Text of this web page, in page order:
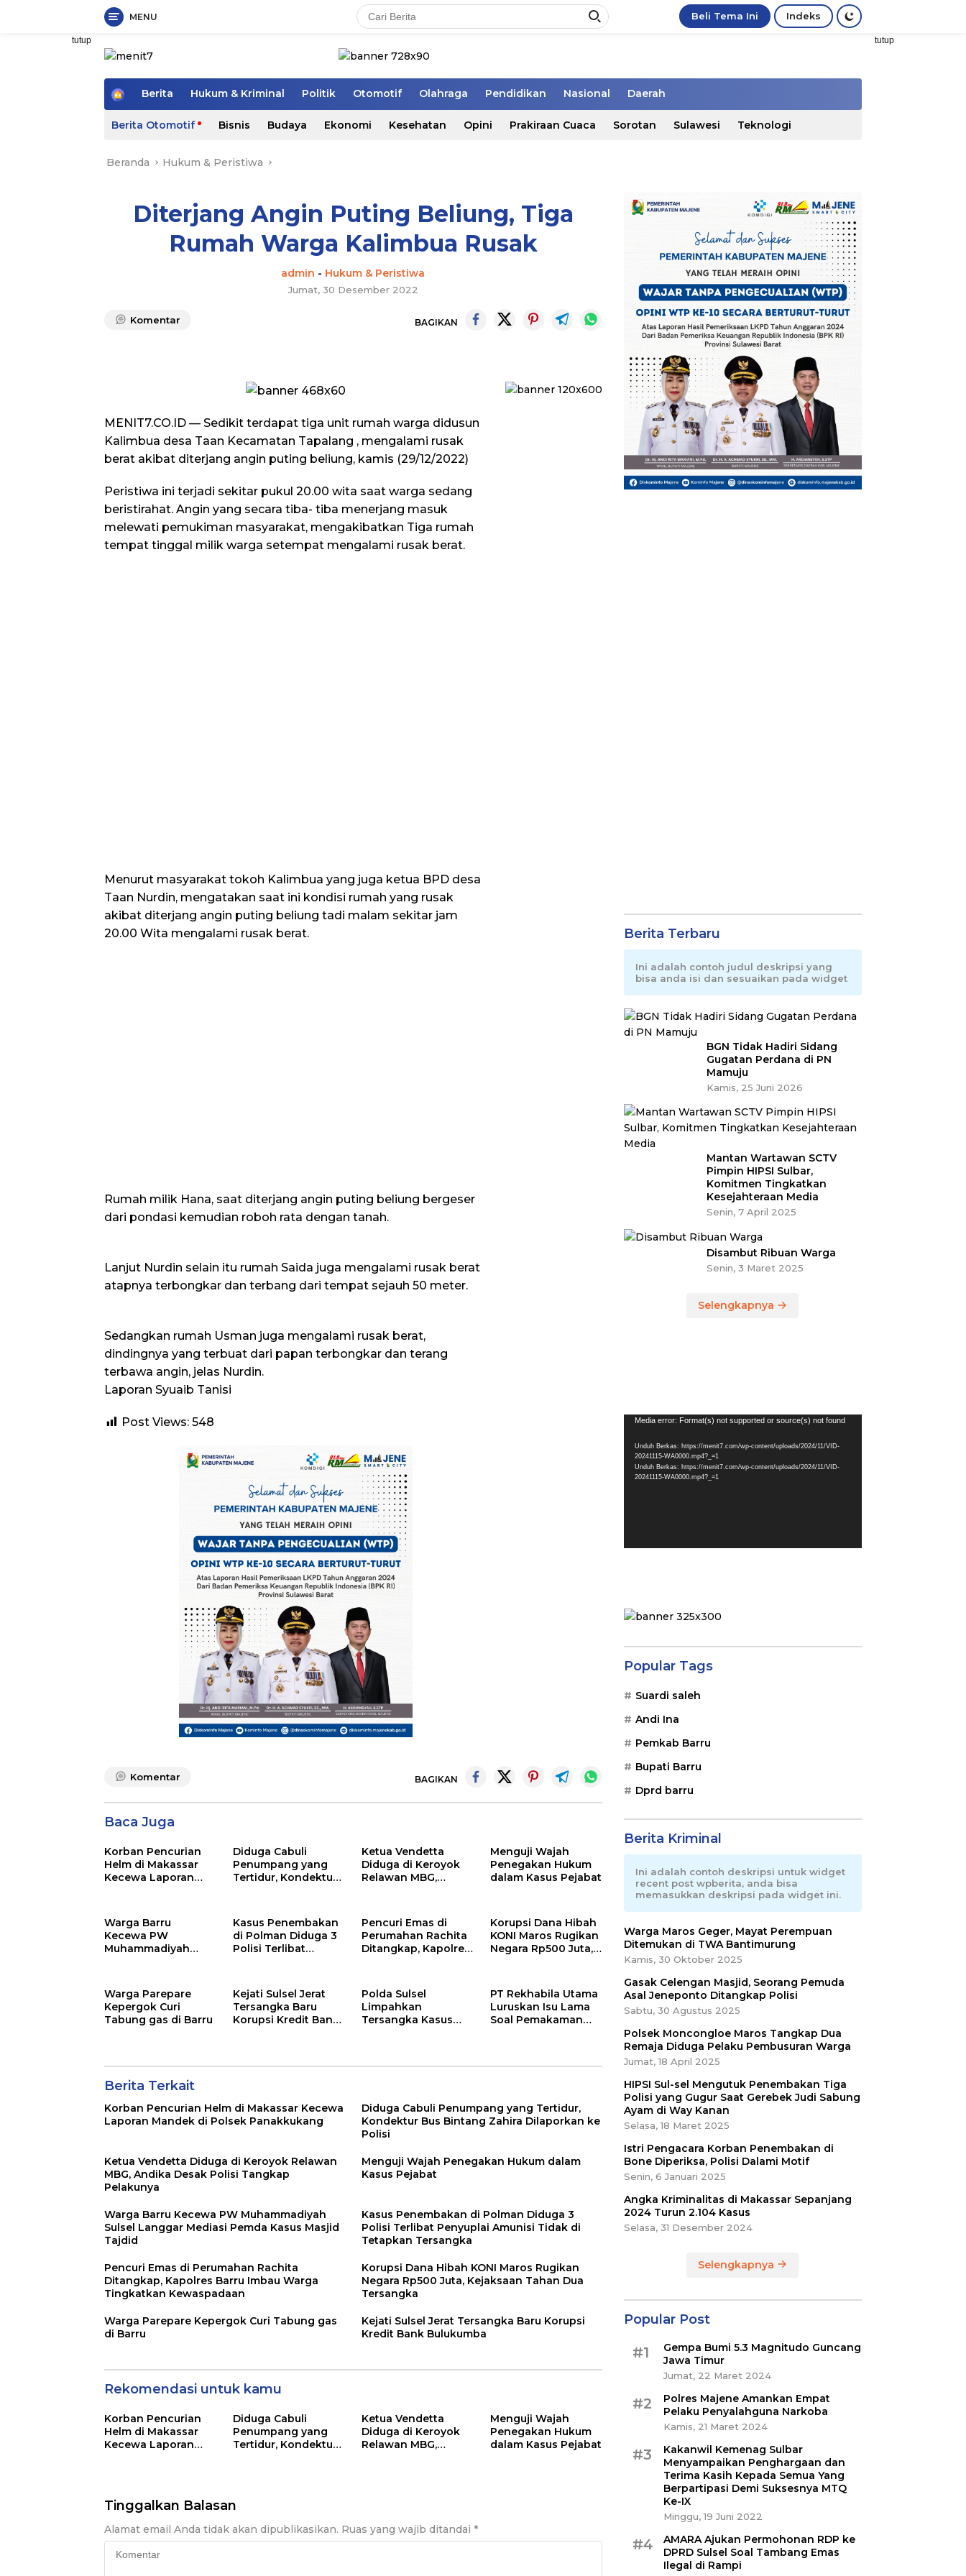
MENU Beli Tema Ini Indeks
tutup tutup
H
m
e
Berita Hukum & Kriminal Politik Otomotif Olahraga Pendidikan Nasional Daerah
Berita Otomotif Bisnis Budaya Ekonomi Kesehatan Opini Prakiraan Cuaca Sorotan Sulawesi Teknologi
Beranda Hukum & Peristiwa
Diterjang Angin Puting Beliung, Tiga
Rumah Warga Kalimbua Rusak
admin - Hukum & Peristiwa
Jumat, 30 Desember 2022
Komentar BAGIKAN
MENIT7.CO.ID — Sedikit terdapat tiga unit rumah warga didusun
Kalimbua desa Taan Kecamatan Tapalang , mengalami rusak
berat akibat diterjang angin puting beliung, kamis (29/12/2022)
Peristiwa ini terjadi sekitar pukul 20.00 wita saat warga sedang
beristirahat. Angin yang secara tiba- tiba menerjang masuk
melewati pemukiman masyarakat, mengakibatkan Tiga rumah
tempat tinggal milik warga setempat mengalami rusak berat.
Menurut masyarakat tokoh Kalimbua yang juga ketua BPD desa
Taan Nurdin, mengatakan saat ini kondisi rumah yang rusak
akibat diterjang angin puting beliung tadi malam sekitar jam
20.00 Wita mengalami rusak berat.
Rumah milik Hana, saat diterjang angin puting beliung bergeser
dari pondasi kemudian roboh rata dengan tanah.
Lanjut Nurdin selain itu rumah Saida juga mengalami rusak berat
atapnya terbongkar dan terbang dari tempat sejauh 50 meter.
Sedangkan rumah Usman juga mengalami rusak berat,
dindingnya yang terbuat dari papan terbongkar dan terang
terbawa angin, jelas Nurdin.
Laporan Syuaib Tanisi
Post Views: 548
Komentar BAGIKAN
Baca Juga
Korban Pencurian
Helm di Makassar
Kecewa Laporan
Diduga Cabuli
Penumpang yang
Tertidur, Kondektur
Ketua Vendetta
Diduga di Keroyok
Relawan MBG,
Menguji Wajah
Penegakan Hukum
dalam Kasus Pejabat
Warga Barru
Kecewa PW
Muhammadiyah
Kasus Masjid Tajdid
Kasus Penembakan
di Polman Diduga 3
Polisi Terlibat
Tersangka
Pencuri Emas di
Perumahan Rachita
Ditangkap, Kapolres
Kewaspadaan
Korupsi Dana Hibah
KONI Maros Rugikan
Negara Rp500 Juta,
Warga Parepare
Kepergok Curi
Tabung gas di Barru
Kejati Sulsel Jerat
Tersangka Baru
Korupsi Kredit Bank
Polda Sulsel
Limpahkan
Tersangka Kasus
Cabang Sengkang
PT Rekhabila Utama
Luruskan Isu Lama
Soal Pemakaman
Berita Terkait
Korban Pencurian Helm di Makassar Kecewa
Laporan Mandek di Polsek Panakkukang
Diduga Cabuli Penumpang yang Tertidur,
Kondektur Bus Bintang Zahira Dilaporkan ke
Polisi
Ketua Vendetta Diduga di Keroyok Relawan
MBG, Andika Desak Polisi Tangkap
Pelakunya
Menguji Wajah Penegakan Hukum dalam
Kasus Pejabat
Warga Barru Kecewa PW Muhammadiyah
Sulsel Langgar Mediasi Pemda Kasus Masjid
Tajdid
Kasus Penembakan di Polman Diduga 3
Polisi Terlibat Penyuplai Amunisi Tidak di
Tetapkan Tersangka
Pencuri Emas di Perumahan Rachita
Ditangkap, Kapolres Barru Imbau Warga
Tingkatkan Kewaspadaan
Korupsi Dana Hibah KONI Maros Rugikan
Negara Rp500 Juta, Kejaksaan Tahan Dua
Tersangka
Warga Parepare Kepergok Curi Tabung gas
di Barru
Kejati Sulsel Jerat Tersangka Baru Korupsi
Kredit Bank Bulukumba
Rekomendasi untuk kamu
Korban Pencurian
Helm di Makassar
Kecewa Laporan
Diduga Cabuli
Penumpang yang
Tertidur, Kondektur
Ketua Vendetta
Diduga di Keroyok
Relawan MBG,
Menguji Wajah
Penegakan Hukum
dalam Kasus Pejabat
Tinggalkan Balasan
Alamat email Anda tidak akan dipublikasikan. Ruas yang wajib ditandai *
Berita Terbaru
Ini adalah contoh judul deskripsi yang
bisa anda isi dan sesuaikan pada widget
BGN Tidak Hadiri Sidang
Gugatan Perdana di PN
Mamuju
Kamis, 25 Juni 2026
Mantan Wartawan SCTV
Pimpin HIPSI Sulbar,
Komitmen Tingkatkan
Kesejahteraan Media
Senin, 7 April 2025
Disambut Ribuan Warga
Senin, 3 Maret 2025
Selengkapnya
Pemutar
Media error: Format(s) not supported or source(s) not found
Unduh Berkas: https://menit7.com/wp-content/uploads/2024/11/VID-
20241115-WA0000.mp4?_=1
Unduh Berkas: https://menit7.com/wp-content/uploads/2024/11/VID-
20241115-WA0000.mp4?_=1
Popular Tags
Suardi saleh
Andi Ina
Pemkab Barru
Bupati Barru
Dprd barru
Berita Kriminal
Ini adalah contoh deskripsi untuk widget
recent post wpberita, anda bisa
memasukkan deskripsi pada widget ini.
Warga Maros Geger, Mayat Perempuan
Ditemukan di TWA Bantimurung
Kamis, 30 Oktober 2025
Gasak Celengan Masjid, Seorang Pemuda
Asal Jeneponto Ditangkap Polisi
Sabtu, 30 Agustus 2025
Polsek Moncongloe Maros Tangkap Dua
Remaja Diduga Pelaku Pembusuran Warga
Jumat, 18 April 2025
HIPSI Sul-sel Mengutuk Penembakan Tiga
Polisi yang Gugur Saat Gerebek Judi Sabung
Ayam di Way Kanan
Selasa, 18 Maret 2025
Istri Pengacara Korban Penembakan di
Bone Diperiksa, Polisi Dalami Motif
Senin, 6 Januari 2025
Angka Kriminalitas di Makassar Sepanjang
2024 Turun 2.104 Kasus
Selasa, 31 Desember 2024
Selengkapnya
Popular Post
#1
Gempa Bumi 5.3 Magnitudo Guncang
Jawa Timur
Jumat, 22 Maret 2024
#2
Polres Majene Amankan Empat
Pelaku Penyalahguna Narkoba
Kamis, 21 Maret 2024
#3
Kakanwil Kemenag Sulbar
Menyampaikan Penghargaan dan
Terima Kasih Kepada Semua Yang
Berpartipasi Demi Suksesnya MTQ
Ke-IX
Minggu, 19 Juni 2022
#4
AMARA Ajukan Permohonan RDP ke
DPRD Sulsel Soal Tambang Emas
Ilegal di Rampi